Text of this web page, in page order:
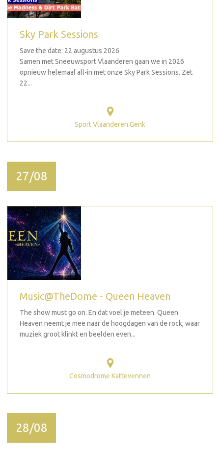
Sky Park Sessions
Save the date: 22 augustus 2026
Samen met Sneeuwsport Vlaanderen gaan we in 2026
opnieuw helemaal all-in met onze Sky Park Sessions. Zet
22...
Sport Vlaanderen Genk
27/08
Music@TheDome - Queen Heaven
The show must go on. En dat voel je meteen. Queen
Heaven neemt je mee naar de hoogdagen van de rock, waar
muziek groot klinkt en beelden even...
Cosmodrome Kattevennen
28/08